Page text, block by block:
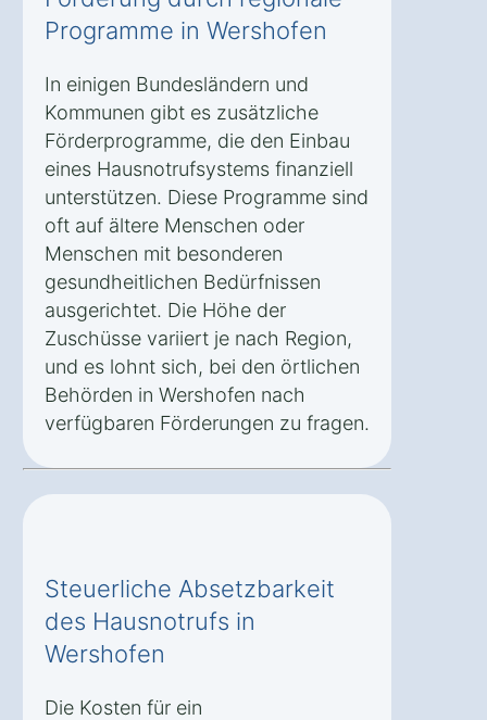
Programme in Wershofen
In einigen Bundesländern und
Kommunen gibt es zusätzliche
Förderprogramme, die den Einbau
eines Hausnotrufsystems finanziell
unterstützen. Diese Programme sind
oft auf ältere Menschen oder
Menschen mit besonderen
gesundheitlichen Bedürfnissen
ausgerichtet. Die Höhe der
Zuschüsse variiert je nach Region,
und es lohnt sich, bei den örtlichen
Behörden in Wershofen nach
verfügbaren Förderungen zu fragen.
Steuerliche Absetzbarkeit
des Hausnotrufs in
Wershofen
Die Kosten für ein